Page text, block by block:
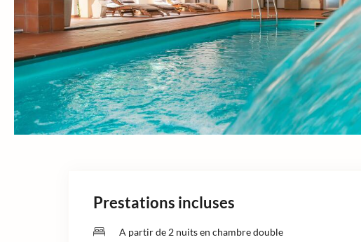
Prestations incluses
A partir de 2 nuits en chambre double